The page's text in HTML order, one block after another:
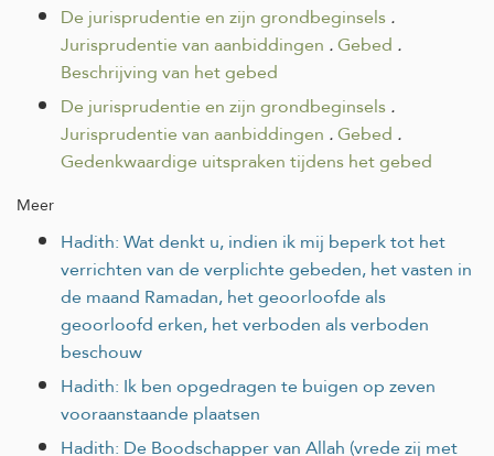
De jurisprudentie en zijn grondbeginsels.
Jurisprudentie van aanbiddingen .Gebed .
Beschrijving van het gebed
De jurisprudentie en zijn grondbeginsels.
Jurisprudentie van aanbiddingen .Gebed .
Gedenkwaardige uitspraken tijdens het gebed
Meer
Hadith: Wat denkt u, indien ik mij beperk tot het
verrichten van de verplichte gebeden, het vasten in
de maand Ramadan, het geoorloofde als
geoorloofd erken, het verboden als verboden
beschouw
Hadith: Ik ben opgedragen te buigen op zeven
vooraanstaande plaatsen
Hadith: De Boodschapper van Allah (vrede zij met